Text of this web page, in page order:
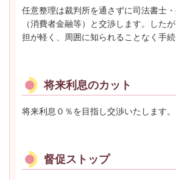
任意整理は裁判所を通さずに司法書士
（消費者金融等）と交渉します。
した
担が軽く、周囲に知られることなく手続
将来利息のカット
将来利息０％を目指し交渉いたします。
督促ストップ